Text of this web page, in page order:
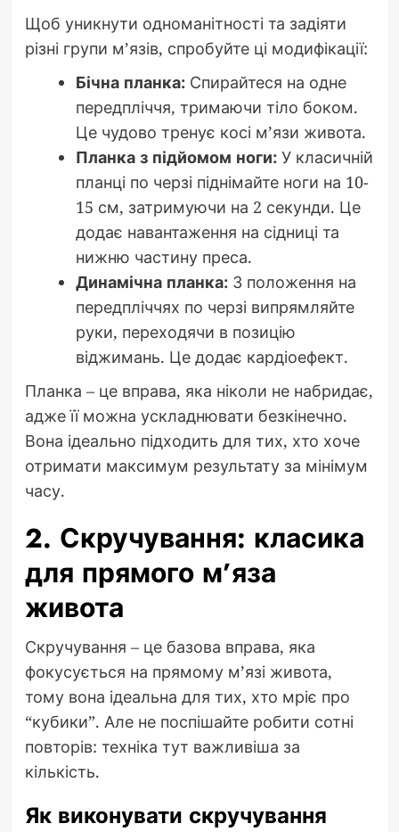
Щоб уникнути одноманітності та задіяти
різні групи м’язів, спробуйте ці модифікації:
Бічна планка:Спирайтеся на одне
передпліччя, тримаючи тіло боком.
Це чудово тренує косі м’язи живота.
Планка з підйомом ноги:У класичній
планці по черзі піднімайте ноги на 10-
15 см, затримуючи на 2 секунди. Це
додає навантаження на сідниці та
нижню частину преса.
Динамічна планка:З положення на
передпліччях по черзі випрямляйте
руки, переходячи в позицію
віджимань. Це додає кардіоефект.
Планка – це вправа, яка ніколи не набридає,
адже її можна ускладнювати безкінечно.
Вона ідеально підходить для тих, хто хоче
отримати максимум результату за мінімум
часу.
2. Скручування: класика
для прямого м’яза
живота
Скручування – це базова вправа, яка
фокусується на прямому м’язі живота,
тому вона ідеальна для тих, хто мріє про
“кубики”. Але не поспішайте робити сотні
повторів: техніка тут важливіша за
кількість.
Як виконувати скручування